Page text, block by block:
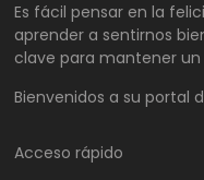
Es fácil pensar en la
aprender a sentirnos
clave para mantener
Bienvenidos a su portal
Acceso rápido